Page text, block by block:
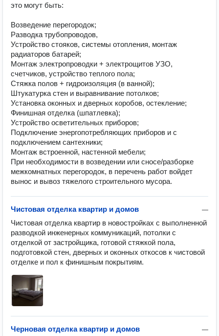
это могут быть:
Возведение перегородок;
Разводка трубопроводов,
Устройство стояков, системы отопления, монтаж
радиаторов батарей;
Монтаж электропроводки + электрощитов УЗО,
счетчиков, устройство теплого пола;
Стяжка полов + гидроизоляция (в ванной);
Штукатурка стен и выравнивание потолков;
Установка оконных и дверных коробов, остекление;
Финишная отделка (шпатлевка);
Устройство осветительных приборов;
Подключение энергопотребляющих приборов и с
подключением сантехники;
Монтаж встроенной, настенной мебели;
При необходимости в возведении или сносе/разборке
межкомнатных перегородок, в перечень работ войдет
вынос и вывоз тяжелого строительного мусора.
—
Чистовая отделка квартир и домов
Чистовая отделка квартир в новостройках с выполненной
разводкой инженерных коммуникаций, потолки с
отделкой от застройщика, готовой стяжкой пола,
подготовкой стен, дверных и оконных откосов к чистовой
отделке и пол к финишным покрытиям.
—
Черновая отделка квартир и домов